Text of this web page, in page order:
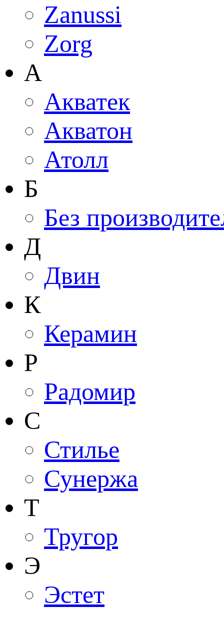
Zanussi
Zorg
А
Акватек
Акватон
Атолл
Б
Без
Д
Двин
К
Керамин
Р
Радомир
С
Стилье
Сунержа
Т
Тругор
Э
Эстет